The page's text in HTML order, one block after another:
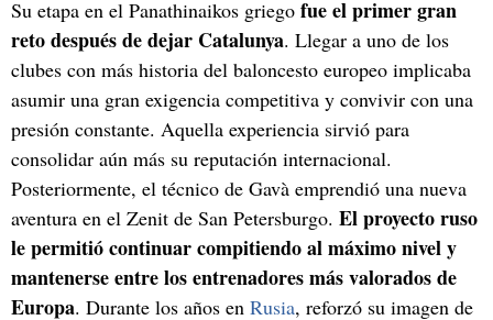
Su etapa en el Panathinaikos griego fue el primer gran
reto después de dejar Catalunya. Llegar a uno de los
clubes con más historia del baloncesto europeo implicaba
asumir una gran exigencia competitiva y convivir con una
presión constante. Aquella experiencia sirvió para
consolidar aún más su reputación internacional.
Posteriormente, el técnico de Gavà emprendió una nueva
aventura en el Zenit de San Petersburgo. El proyecto ruso
le permitió continuar compitiendo al máximo nivel y
mantenerse entre los entrenadores más valorados de
Europa. Durante los años en Rusia, reforzó su imagen de